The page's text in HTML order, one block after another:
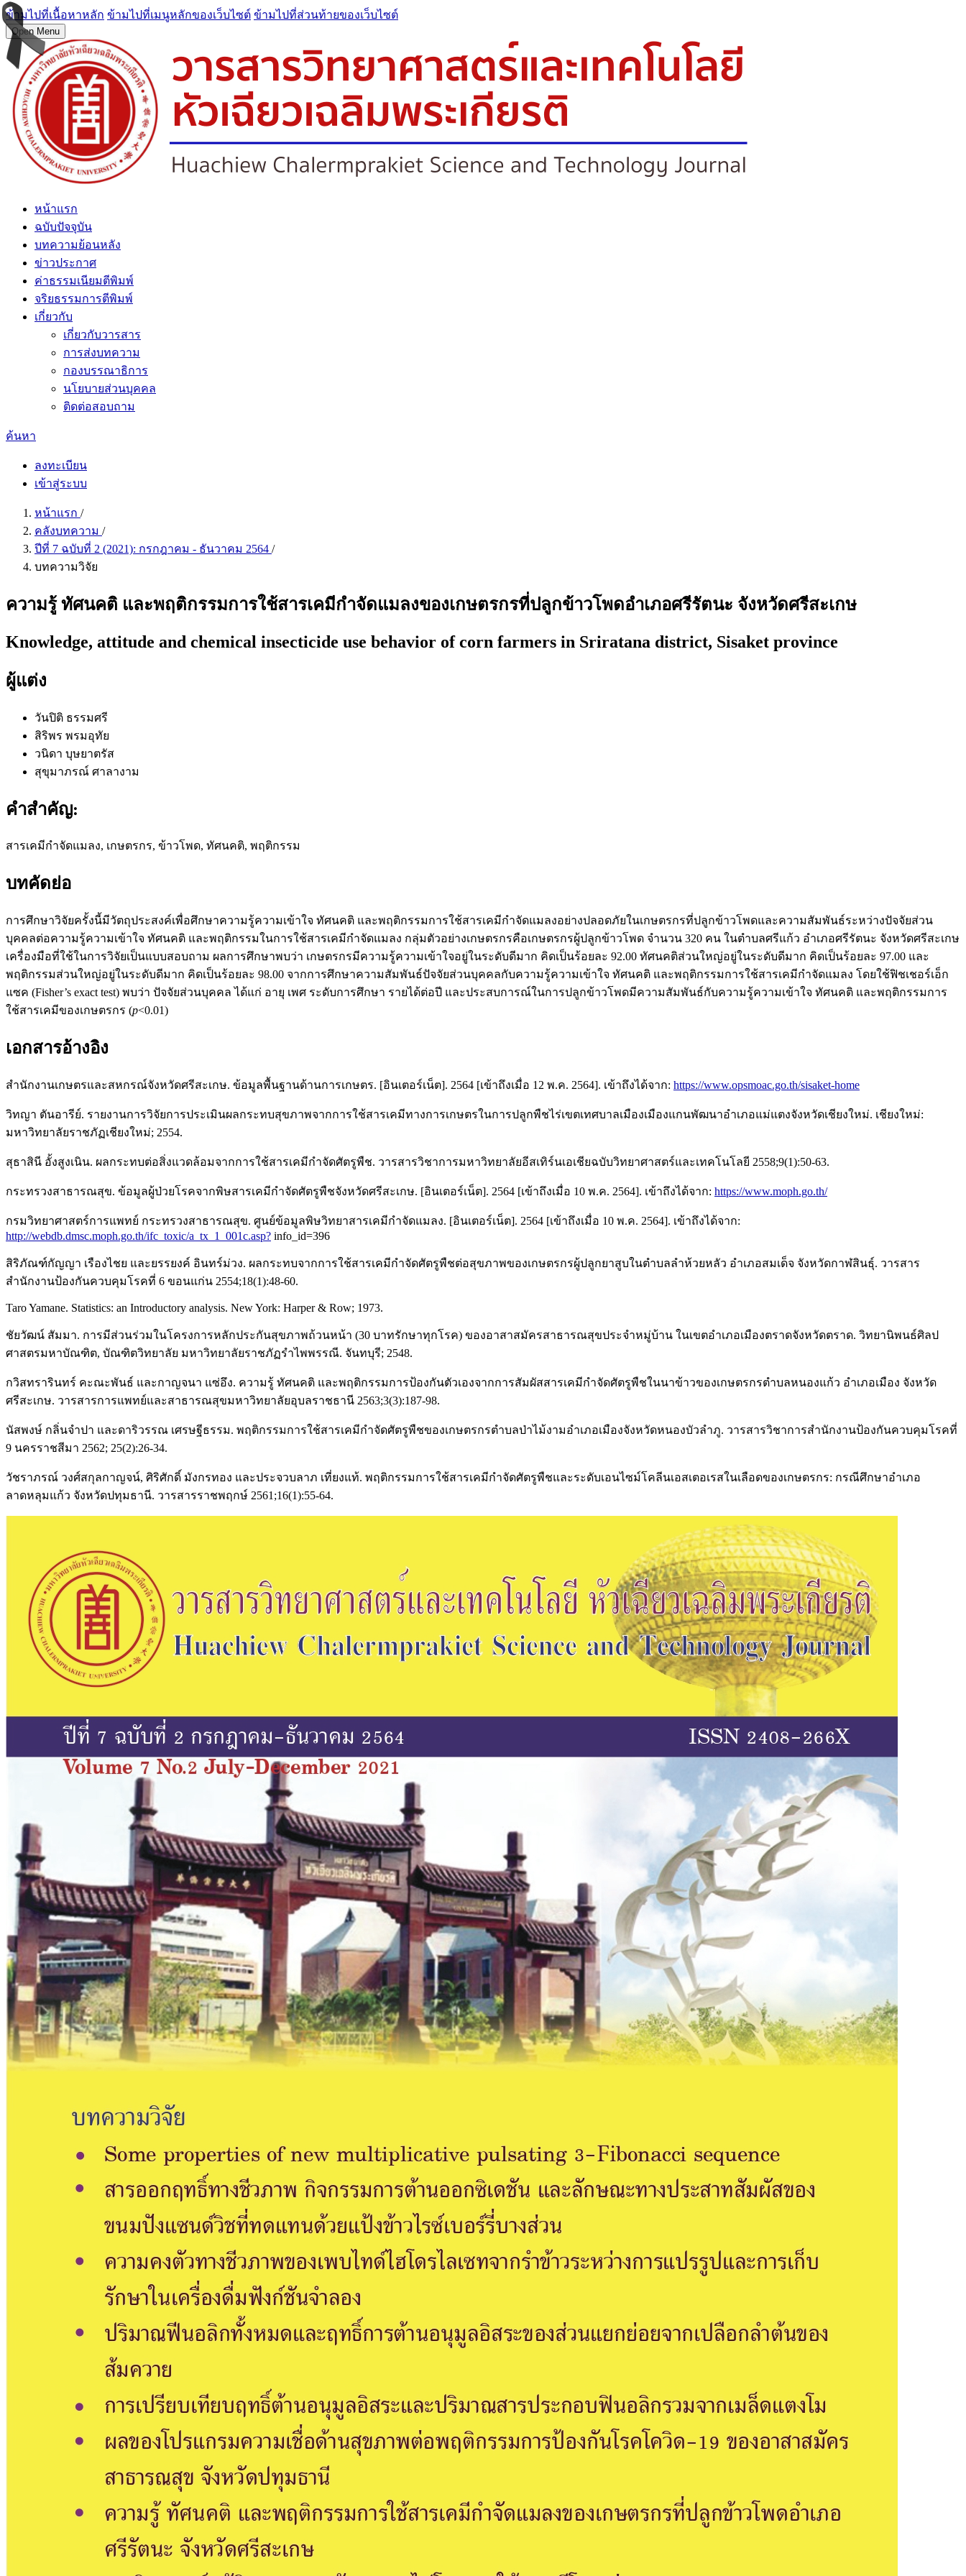
ข้ามไปที่เนื้อหาหลัก ข้ามไปที่เมนูหลักของเว็บไซต์ ข้ามไปที่ส่วนท้ายของเว็บไซต์
Open Menu
หน้าแรก
ฉบับปัจจุบัน
บทความย้อนหลัง
ข่าวประกาศ
ค่าธรรมเนียมตีพิมพ์
จริยธรรมการตีพิมพ์
เกี่ยวกับ
เกี่ยวกับวารสาร
การส่งบทความ
กองบรรณาธิการ
นโยบายส่วนบุคคล
ติดต่อสอบถาม
ค้นหา
ลงทะเบียน
เข้าสู่ระบบ
หน้าแรก /
คลังบทความ /
ปีที่ 7 ฉบับที่ 2 (2021): กรกฎาคม - ธันวาคม 2564 /
บทความวิจัย
ความรู้ ทัศนคติ และพฤติกรรมการใช้สารเคมีกำจัดแมลงของเกษตรกรที่ปลูกข้าวโพดอำเภอศรีรัตนะ จังหวัดศรีสะเกษ
Knowledge, attitude and chemical insecticide use behavior of corn farmers in Sriratana district, Sisaket province
ผู้แต่ง
วันปิติ ธรรมศรี
สิริพร พรมอุทัย
วนิดา บุษยาตรัส
สุขุมาภรณ์ ศาลางาม
คำสำคัญ:
สารเคมีกำจัดแมลง, เกษตรกร, ข้าวโพด, ทัศนคติ, พฤติกรรม
บทคัดย่อ
การศึกษาวิจัยครั้งนี้มีวัตถุประสงค์เพื่อศึกษาความรู้ความเข้าใจ ทัศนคติ และพฤติกรรมการใช้สารเคมีกำจัดแมลงอย่างปลอดภัยในเกษตรกรที่ปลูกข้าวโพดและความสัมพันธ์ระหว่างปัจจัยส่วน
บุคคลต่อความรู้ความเข้าใจ ทัศนคติ และพฤติกรรมในการใช้สารเคมีกำจัดแมลง กลุ่มตัวอย่างเกษตรกรคือเกษตรกรผู้ปลูกข้าวโพด จำนวน 320 คน ในตำบลศรีแก้ว อำเภอศรีรัตนะ จังหวัดศรีสะเกษ
เครื่องมือที่ใช้ในการวิจัยเป็นแบบสอบถาม ผลการศึกษาพบว่า เกษตรกรมีความรู้ความเข้าใจอยู่ในระดับดีมาก คิดเป็นร้อยละ 92.00 ทัศนคติส่วนใหญ่อยู่ในระดับดีมาก คิดเป็นร้อยละ 97.00 และ
พฤติกรรมส่วนใหญ่อยู่ในระดับดีมาก คิดเป็นร้อยละ 98.00 จากการศึกษาความสัมพันธ์ปัจจัยส่วนบุคคลกับความรู้ความเข้าใจ ทัศนคติ และพฤติกรรมการใช้สารเคมีกำจัดแมลง โดยใช้ฟิชเชอร์เอ็ก
แซค (Fisher’s exact test) พบว่า ปัจจัยส่วนบุคคล ได้แก่ อายุ เพศ ระดับการศึกษา รายได้ต่อปี และประสบการณ์ในการปลูกข้าวโพดมีความสัมพันธ์กับความรู้ความเข้าใจ ทัศนคติ และพฤติกรรมการ
ใช้สารเคมีของเกษตรกร (p<0.01)
เอกสารอ้างอิง
สำนักงานเกษตรและสหกรณ์จังหวัดศรีสะเกษ. ข้อมูลพื้นฐานด้านการเกษตร. [อินเตอร์เน็ต]. 2564 [เข้าถึงเมื่อ 12 พ.ค. 2564]. เข้าถึงได้จาก: https://www.opsmoac.go.th/sisaket-home
วิทญา ตันอารีย์. รายงานการวิจัยการประเมินผลกระทบสุขภาพจากการใช้สารเคมีทางการเกษตรในการปลูกพืชไร่เขตเทศบาลเมืองเมืองแกนพัฒนาอำเภอแม่แตงจังหวัดเชียงใหม่. เชียงใหม่:
มหาวิทยาลัยราชภัฏเชียงใหม่; 2554.
สุธาสินี อั้งสูงเนิน. ผลกระทบต่อสิ่งแวดล้อมจากการใช้สารเคมีกำจัดศัตรูพืช. วารสารวิชาการมหาวิทยาลัยอีสเทิร์นเอเชียฉบับวิทยาศาสตร์และเทคโนโลยี 2558;9(1):50-63.
กระทรวงสาธารณสุข. ข้อมูลผู้ป่วยโรคจากพิษสารเคมีกําจัดศัตรูพืชจังหวัดศรีสะเกษ. [อินเตอร์เน็ต]. 2564 [เข้าถึงเมื่อ 10 พ.ค. 2564]. เข้าถึงได้จาก: https://www.moph.go.th/
กรมวิทยาศาสตร์การแพทย์ กระทรวงสาธารณสุข. ศูนย์ข้อมูลพิษวิทยาสารเคมีกำจัดแมลง. [อินเตอร์เน็ต]. 2564 [เข้าถึงเมื่อ 10 พ.ค. 2564]. เข้าถึงได้จาก:
http://webdb.dmsc.moph.go.th/ifc_toxic/a_tx_1_001c.asp? info_id=396
สิริภัณฑ์กัญญา เรืองไชย และยรรยงค์ อินทร์ม่วง. ผลกระทบจากการใช้สารเคมีกำจัดศัตรูพืชต่อสุขภาพของเกษตรกรผู้ปลูกยาสูบในตำบลลำห้วยหลัว อำเภอสมเด็จ จังหวัดกาฬสินธุ์. วารสาร
สำนักงานป้องกันควบคุมโรคที่ 6 ขอนแก่น 2554;18(1):48-60.
Taro Yamane. Statistics: an Introductory analysis. New York: Harper & Row; 1973.
ชัยวัฒน์ สัมมา. การมีส่วนร่วมในโครงการหลักประกันสุขภาพถ้วนหน้า (30 บาทรักษาทุกโรค) ของอาสาสมัครสาธารณสุขประจำหมู่บ้าน ในเขตอำเภอเมืองตราดจังหวัดตราด. วิทยานิพนธ์ศิลป
ศาสตรมหาบัณฑิต, บัณฑิตวิทยาลัย มหาวิทยาลัยราชภัฏรำไพพรรณี. จันทบุรี; 2548.
กวิสทรารินทร์ คะณะพันธ์ และกาญจนา แซ่อึง. ความรู้ ทัศนคติ และพฤติกรรมการป้องกันตัวเองจากการสัมผัสสารเคมีกำจัดศัตรูพืชในนาข้าวของเกษตรกรตำบลหนองแก้ว อำเภอเมือง จังหวัด
ศรีสะเกษ. วารสารการแพทย์และสาธารณสุขมหาวิทยาลัยอุบลราชธานี 2563;3(3):187-98.
นัสพงษ์ กลิ่นจำปา และดาริวรรณ เศรษฐีธรรม. พฤติกรรมการใช้สารเคมีกำจัดศัตรูพืชของเกษตรกรตำบลป่าไม้งามอำเภอเมืองจังหวัดหนองบัวลำภู. วารสารวิชาการสำนักงานป้องกันควบคุมโรคที่
9 นครราชสีมา 2562; 25(2):26-34.
วัชราภรณ์ วงศ์สกุลกาญจน์, ศิริศักดิ์ มังกรทอง และประจวบลาภ เที่ยงแท้. พฤติกรรมการใช้สารเคมีกำจัดศัตรูพืชและระดับเอนไซม์โคลีนเอสเตอเรสในเลือดของเกษตรกร: กรณีศึกษาอำเภอ
ลาดหลุมแก้ว จังหวัดปทุมธานี. วารสารราชพฤกษ์ 2561;16(1):55-64.